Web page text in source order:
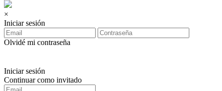
×
Iniciar sesión
Olvidé mi contraseña
Iniciar sesión
Continuar como invitado